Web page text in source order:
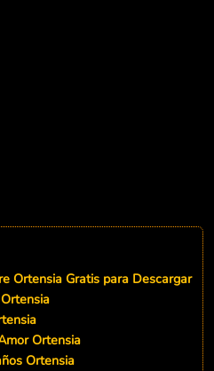
Ortensia Gratis para Descargar
Ortensia
Ortensia